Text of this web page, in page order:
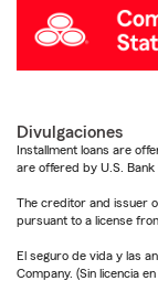
Divulgaciones
Installment loans are
are offered by U.S. Bank
The creditor and issuer
pursuant to a license
El seguro de vida y las
Company. (Sin licencia